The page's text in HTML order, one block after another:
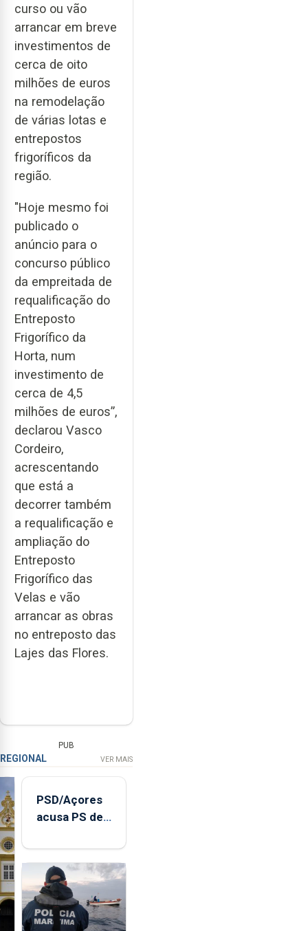
curso ou vão
arrancar em breve
investimentos de
cerca de oito
milhões de euros
na remodelação
de várias lotas e
entrepostos
frigoríficos da
região.
"Hoje mesmo foi
publicado o
anúncio para o
concurso público
da empreitada de
requalificação do
Entreposto
Frigorífico da
Horta, num
investimento de
cerca de 4,5
milhões de euros”,
declarou Vasco
Cordeiro,
acrescentando
que está a
decorrer também
a requalificação e
ampliação do
Entreposto
Frigorífico das
Velas e vão
arrancar as obras
no entreposto das
Lajes das Flores.
PUB
REGIONAL VER MAIS
PSD/Açores
acusa PS de
contraditória"
sobre
evolução
turística